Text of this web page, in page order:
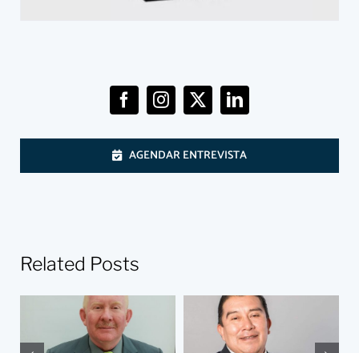
AGENDAR ENTREVISTA
Related Posts
El abandono de